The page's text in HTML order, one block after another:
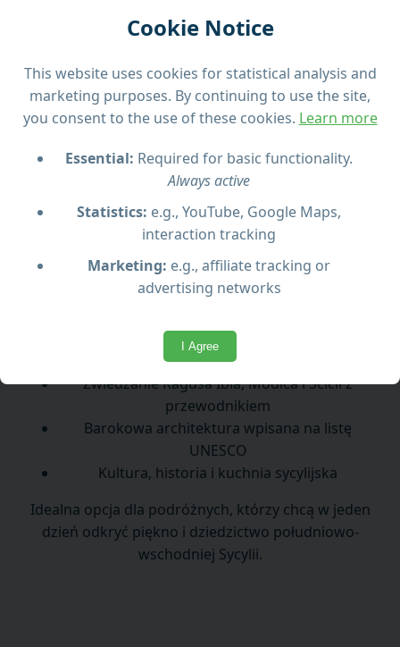
Cookie Notice
This website uses cookies for statistical analysis and
marketing purposes. By continuing to use the site,
you consent to the use of these cookies. Learn more
Essential: Required for basic functionality.
Always active
Statistics: e.g., YouTube, Google Maps,
interaction tracking
Marketing: e.g., affiliate tracking or
advertising networks
I Agree
modikańskiej czekolady w lokalnym sklepie.
Ostatni punkt programu to
Scicli , malowniczo
położone miasteczko wśród skalistych wzgórz.
Odkryj barokowe pałace i kościoły, w tym kościół św.
Mateusza położony wysoko nad miastem, z którego
roztacza się zapierający dech w piersiach widok.
Przez całą podróż towarzyszyć Ci będzie
profesjonalny przewodnik, który opowie ciekawe
historie i fakty. Cena zawiera bilety na prom w obie
strony, przejazd autokarem na Sycylii i zwiedzanie
każdego miasta z przewodnikiem.
Rejs promem w obie strony Malta–Pozzallo
Zwiedzanie Ragusa Ibla, Modica i Scicli z
przewodnikiem
Barokowa architektura wpisana na listę
UNESCO
Kultura, historia i kuchnia sycylijska
Idealna opcja dla podróżnych, którzy chcą w jeden
dzień odkryć piękno i dziedzictwo południowo-
wschodniej Sycylii.